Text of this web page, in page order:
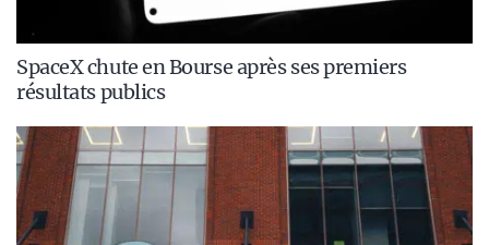
SpaceX chute en Bourse après ses premiers
résultats publics